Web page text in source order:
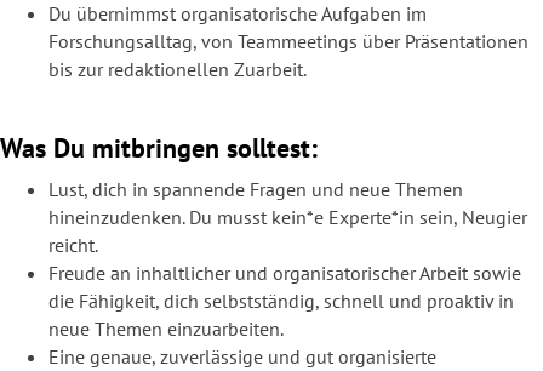
Du übernimmst organisatorische Aufgaben im
Forschungsalltag, von Teammeetings über Präsentationen
bis zur redaktionellen Zuarbeit.
Was Du mitbringen solltest:
Lust, dich in spannende Fragen und neue Themen
hineinzudenken. Du musst kein*e Experte*in sein, Neugier
reicht.
Freude an inhaltlicher und organisatorischer Arbeit sowie
die Fähigkeit, dich selbstständig, schnell und proaktiv in
neue Themen einzuarbeiten.
Eine genaue, zuverlässige und gut organisierte